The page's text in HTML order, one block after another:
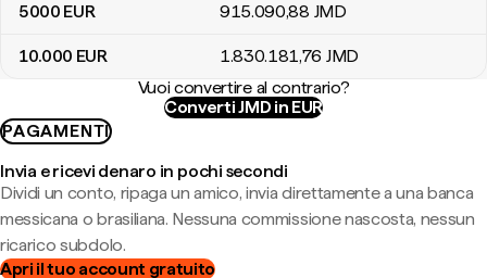
5000 EUR 915.090,88 JMD
10.000 EUR 1.830.181,76 JMD
Vuoi convertire al contrario?
Converti JMD in EUR
PAGAMENTI
Invia e ricevi denaro in pochi secondi
Dividi un conto, ripaga un amico, invia direttamente a una banca
messicana o brasiliana. Nessuna commissione nascosta, nessun
ricarico subdolo.
Apri il tuo account gratuito